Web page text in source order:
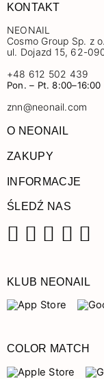
KONTAKT
NEONAIL
Cosmo Group Sp. z
ul. Dojazd 15, 62-
+48 612 502 439
Pon. – Pt. 8:00–16:00
znn@neonail.com
O NEONAIL
ZAKUPY
INFORMACJE
ŚLEDŹ NAS
KLUB NEONAIL
COLOR MATCH